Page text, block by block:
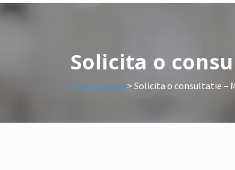
Solicita o
Clinica GiMed > Solicita o consultatie –